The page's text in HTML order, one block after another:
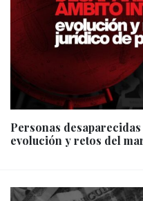
Personas
evolución y retos del